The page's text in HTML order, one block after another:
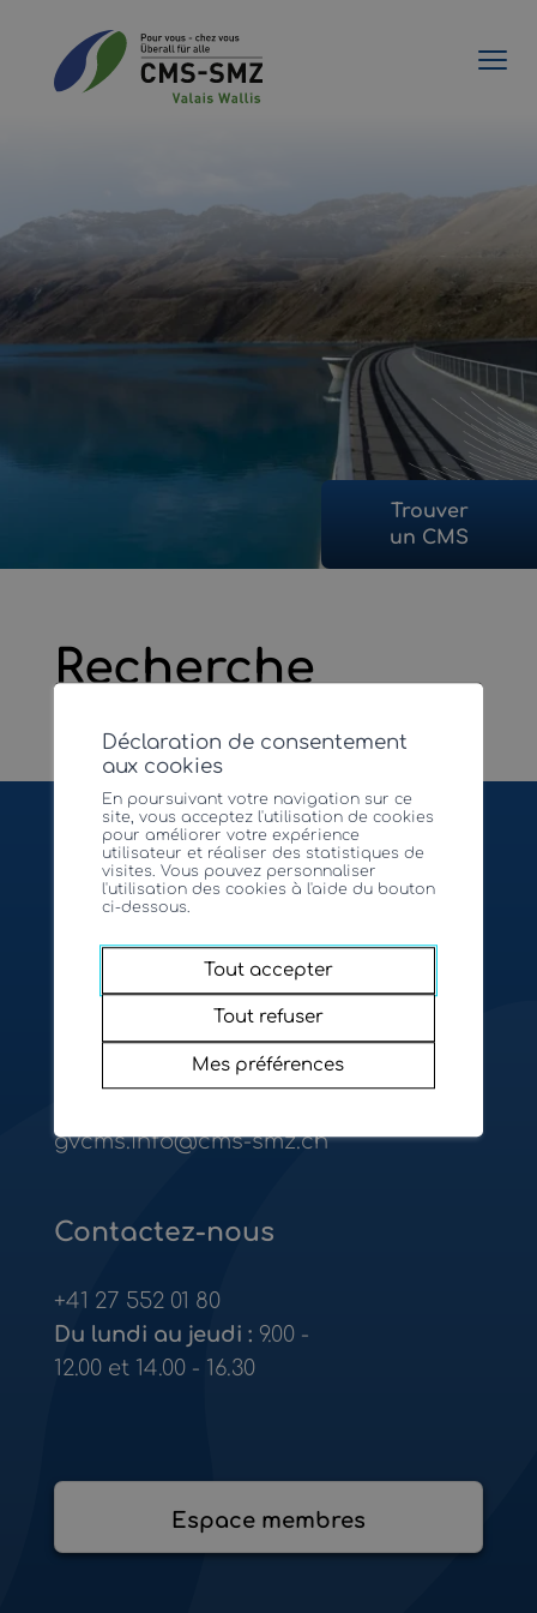
Trouver
un CMS
Recherche
Groupement valaisan des
centres médico-sociaux
Avenue de Tourbillon 19
gvcms.info@cms-smz.ch
Contactez-nous
+41 27 552 01 80
Du lundi au jeudi : 9.00 -
12.00 et 14.00 - 16.30
Espace membres
Déclaration de consentement
aux cookies
En poursuivant votre navigation sur ce
site, vous acceptez l'utilisation de cookies
pour améliorer votre expérience
utilisateur et réaliser des statistiques de
visites. Vous pouvez personnaliser
l'utilisation des cookies à l'aide du bouton
ci-dessous.
Tout accepter
Tout refuser
Mes préférences